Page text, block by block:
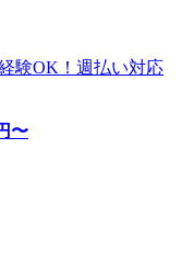
験OK！週払い対応
〜